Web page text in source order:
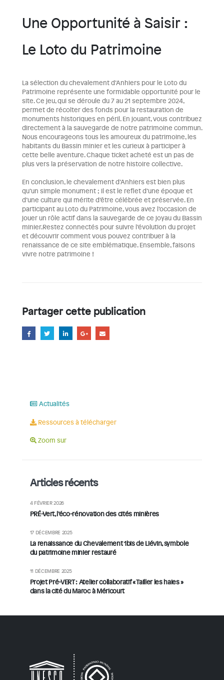
Une Opportunité à Saisir :
Le Loto du Patrimoine
La sélection du chevalement d’Anhiers pour le Loto du
Patrimoine représente une formidable opportunité pour le
site. Ce jeu, qui se déroule du 7 au 21 septembre 2024,
permet de récolter des fonds pour la restauration de
monuments historiques en péril. En jouant, vous contribuez
directement à la sauvegarde de notre patrimoine commun.
Nous encourageons tous les amoureux du patrimoine, les
habitants du Bassin minier et les curieux à participer à
cette belle aventure. Chaque ticket acheté est un pas de
plus vers la préservation de notre histoire collective.
En conclusion, le chevalement d’Anhiers est bien plus
qu’un simple monument ; il est le reflet d’une époque et
d’une culture qui mérite d’être célébrée et préservée. En
participant au Loto du Patrimoine, vous avez l’occasion de
jouer un rôle actif dans la sauvegarde de ce joyau du Bassin
minier.Restez connectés pour suivre l’évolution du projet
et découvrir comment vous pouvez contribuer à la
renaissance de ce site emblématique. Ensemble, faisons
vivre notre patrimoine !
Partager cette publication
Actualités
Ressources à télécharger
Zoom sur
Articles récents
PRÉ-Vert, l’éco-rénovation des cités minières
4 FÉVRIER 2026
La renaissance du Chevalement 1bis de Liévin, symbole
du patrimoine minier restauré
17 DÉCEMBRE 2025
Projet Pré-VERT : Atelier collaboratif « Tailler les haies »
dans la cité du Maroc à Méricourt
11 DÉCEMBRE 2025